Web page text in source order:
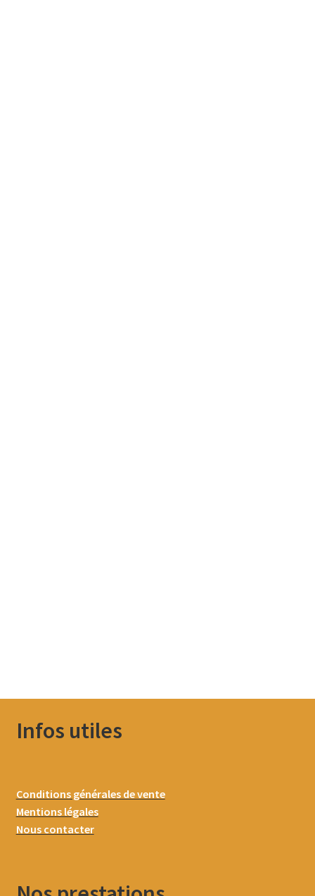
Infos utiles
Conditions générales de vente
Mentions légales
Nous contacter